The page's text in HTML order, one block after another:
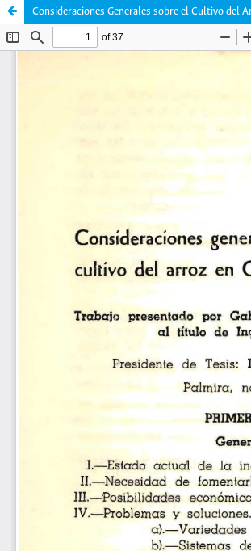
Consideraciones Generales sobre el Cultivo del